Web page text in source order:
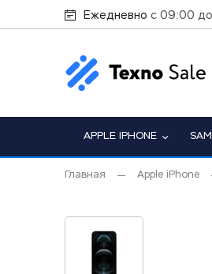
Ежедневно с 09:00
APPLE IPHONE
Главная Apple iPhone